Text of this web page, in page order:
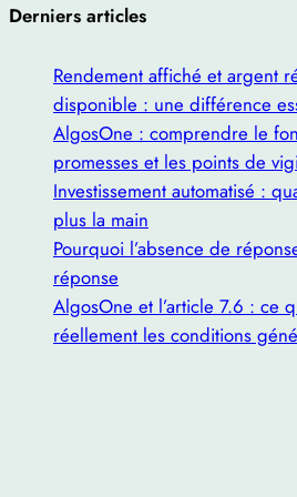
Derniers articles
Rendement affiché et argent
disponible : une différence
AlgosOne : comprendre le
promesses et les points de
Investissement automatisé :
plus la main
Pourquoi l’absence de
réponse
AlgosOne et l’article 7.6 : ce
réellement les conditions